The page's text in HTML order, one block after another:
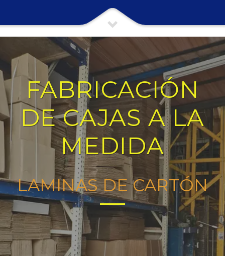
FABRICACIÓN
DE CAJAS A LA
MEDIDA
LAMINAS DE CARTÓN